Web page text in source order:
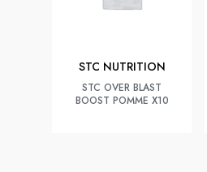
STC NUTRITION
STC OVER BLAST
BOOST POMME X10